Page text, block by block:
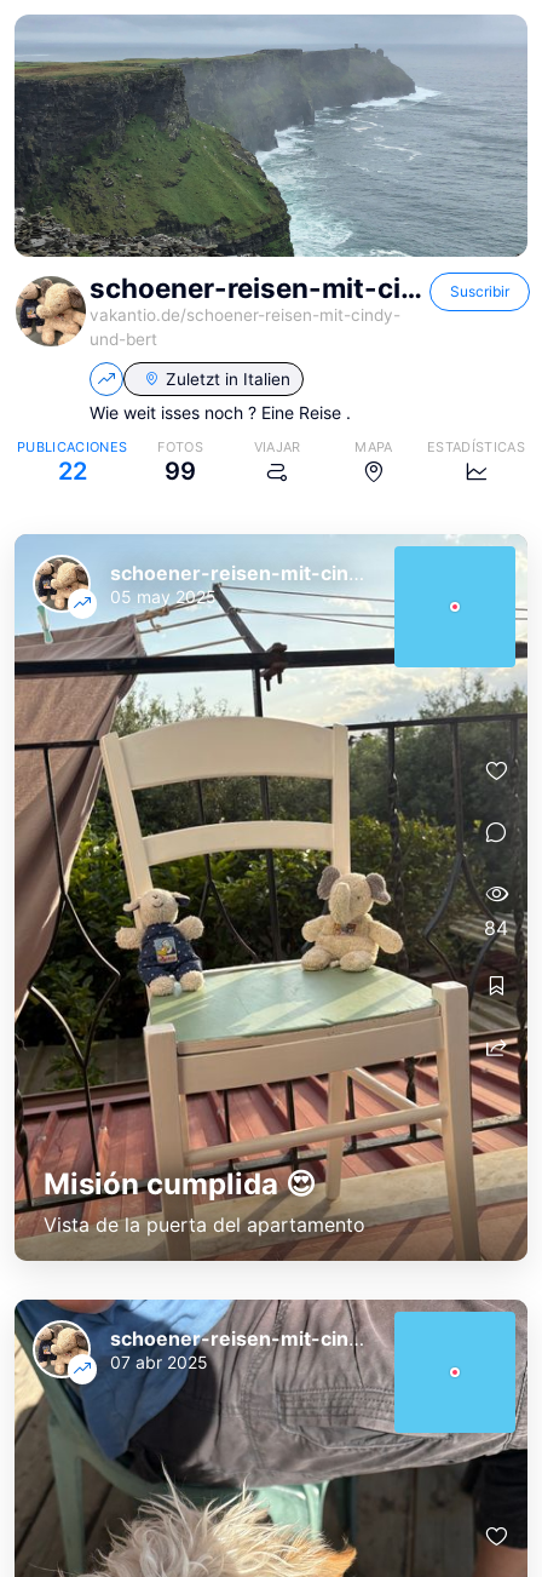
schoener-reisen-mit-cindy-und-bert
vakantio.de/schoener-reisen-mit-cindy-
und-bert
Suscribir
Zuletzt in Italien
Wie weit isses noch ? Eine Reise .
PUBLICACIONES
22
FOTOS
99
VIAJAR MAPA ESTADÍSTICAS
Misión cumplida 😍
Vista de la puerta del apartamento
schoener-reisen-mit-cindy-und-bert
05 may 2025
84
schoener-reisen-mit-cindy-und-bert
07 abr 2025